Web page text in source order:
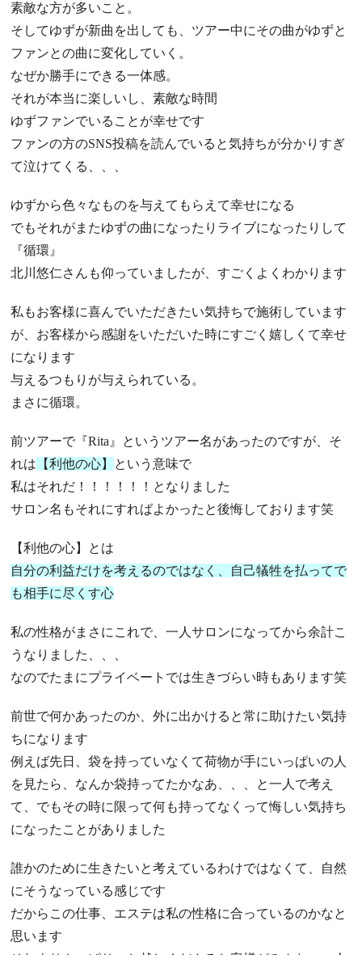
素敵な方が多いこと。
そしてゆずが新曲を出しても、ツアー中にその曲がゆずと
ファンとの曲に変化していく。
なぜか勝手にできる一体感。
それが本当に楽しいし、素敵な時間
ゆずファンでいることが幸せです
ファンの方のSNS投稿を読んでいると気持ちが分かりすぎ
て泣けてくる、、、
ゆずから色々なものを与えてもらえて幸せになる
でもそれがまたゆずの曲になったりライブになったりして
『循環』
北川悠仁さんも仰っていましたが、すごくよくわかります
私もお客様に喜んでいただきたい気持ちで施術しています
が、お客様から感謝をいただいた時にすごく嬉しくて幸せ
になります
与えるつもりが与えられている。
まさに循環。
前ツアーで『Rita』というツアー名があったのですが、そ
れは 【利他の心】
という意味で
私はそれだ！！！！！！となりました
サロン名もそれにすればよかったと後悔しております笑
【利他の心】とは
自分の利益だけを考えるのではなく、自己犠牲を払ってで
も相手に尽くす心
私の性格がまさにこれで、一人サロンになってから余計こ
うなりました、、、
なのでたまにプライベートでは生きづらい時もあります笑
前世で何かあったのか、外に出かけると常に助けたい気持
ちになります
例えば先日、袋を持っていなくて荷物が手にいっぱいの人
を見たら、なんか袋持ってたかなあ、、、と一人で考え
て、でもその時に限って何も持ってなくって悔しい気持ち
になったことがありました
誰かのために生きたいと考えているわけではなくて、自然
にそうなっている感じです
だからこの仕事、エステは私の性格に合っているのかなと
思います